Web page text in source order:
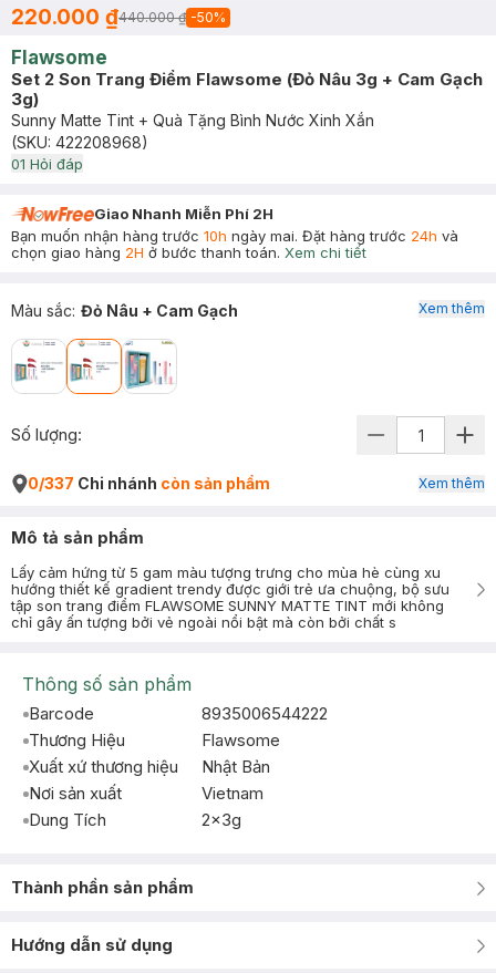
220.000 ₫440.000 ₫ -50%
Flawsome
Set 2 Son Trang Điểm Flawsome (Đỏ Nâu 3g + Cam Gạch
3g)
Sunny Matte Tint + Quà Tặng Bình Nước Xinh Xắn
(SKU: 422208968)
01 Hỏi đáp
Giao Nhanh Miễn Phí 2H
Bạn muốn nhận hàng trước 10h ngày mai. Đặt hàng trước 24h và
chọn giao hàng 2H ở bước thanh toán. Xem chi tiết
Màu sắc: Đỏ Nâu + Cam Gạch Xem thêm
Số lượng:
0/337 Chi nhánh còn sản phẩm Xem thêm
Mô tả sản phẩm
Lấy cảm hứng từ 5 gam màu tượng trưng cho mùa hè cùng xu
hướng thiết kế gradient trendy được giới trẻ ưa chuộng, bộ sưu
tập son trang điểm FLAWSOME SUNNY MATTE TINT mới không
chỉ gây ấn tượng bởi vẻ ngoài nổi bật mà còn bởi chất s
Thông số sản phẩm
Barcode
8935006544222
Thương Hiệu
Flawsome
Xuất xứ thương hiệu
Nhật Bản
Nơi sản xuất
Vietnam
Dung Tích
2x3g
Thành phần sản phẩm
Hướng dẫn sử dụng